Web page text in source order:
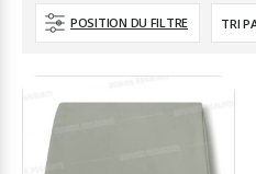
POSITION DU FILTRE